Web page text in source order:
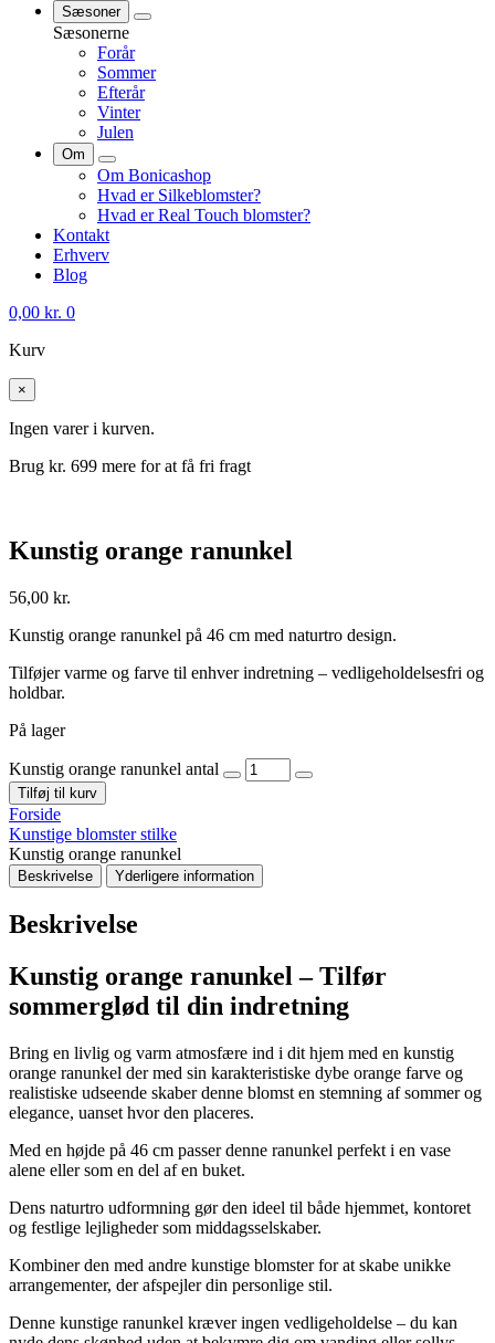
Sæsoner
Sæsonerne
Forår
Sommer
Efterår
Vinter
Julen
Om
Om Bonicashop
Hvad er Silkeblomster?
Hvad er Real Touch blomster?
Kontakt
Erhverv
Blog
0,00 kr. 0
Kurv
×
Ingen varer i kurven.
Brug kr. 699 mere for at få fri fragt
Kunstig orange ranunkel
56,00 kr.
Kunstig orange ranunkel på 46 cm med naturtro design.
Tilføjer varme og farve til enhver indretning – vedligeholdelsesfri og
holdbar.
På lager
Kunstig orange ranunkel antal
Tilføj til kurv
Forside
Kunstige blomster stilke
Kunstig orange ranunkel
Beskrivelse Yderligere information
Beskrivelse
Kunstig orange ranunkel – Tilfør
sommerglød til din indretning
Bring en livlig og varm atmosfære ind i dit hjem med en kunstig
orange ranunkel der med sin karakteristiske dybe orange farve og
realistiske udseende skaber denne blomst en stemning af sommer og
elegance, uanset hvor den placeres.
Med en højde på 46 cm passer denne ranunkel perfekt i en vase
alene eller som en del af en buket.
Dens naturtro udformning gør den ideel til både hjemmet, kontoret
og festlige lejligheder som middagsselskaber.
Kombiner den med andre kunstige blomster for at skabe unikke
arrangementer, der afspejler din personlige stil.
Denne kunstige ranunkel kræver ingen vedligeholdelse – du kan